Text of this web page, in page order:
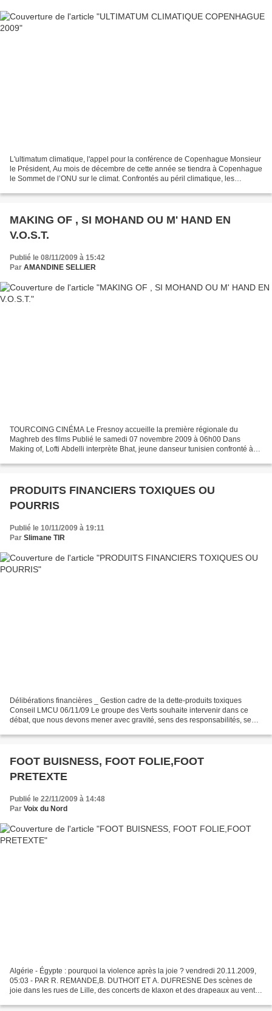
L'ultimatum climatique, l'appel pour la conférence de Copenhague Monsieur
le Président, Au mois de décembre de cette année se tiendra à Copenhague
le Sommet de l’ONU sur le climat. Confrontés au péril climatique, les
MAKING OF , SI MOHAND OU M' HAND EN
V.O.S.T.
Publié le 08/11/2009 à 15:42
Par AMANDINE SELLIER
TOURCOING CINÉMA Le Fresnoy accueille la première régionale du
Maghreb des films Publié le samedi 07 novembre 2009 à 06h00 Dans
Making of, Lofti Abdelli interprète Bhat, jeune danseur tunisien confronté à
PRODUITS FINANCIERS TOXIQUES OU
POURRIS
Publié le 10/11/2009 à 19:11
Par Slimane TIR
Délibérations financières _ Gestion cadre de la dette-produits toxiques
Conseil LMCU 06/11/09 Le groupe des Verts souhaite intervenir dans ce
débat, que nous devons mener avec gravité, sens des responsabilités, sens
FOOT BUISNESS, FOOT FOLIE,FOOT
PRETEXTE
Publié le 22/11/2009 à 14:48
Par Voix du Nord
Algérie - Égypte : pourquoi la violence après la joie ? vendredi 20.11.2009,
05:03 - PAR R. REMANDE,B. DUTHOIT ET A. DUFRESNE Des scènes de
joie dans les rues de Lille, des concerts de klaxon et des drapeaux au vent.